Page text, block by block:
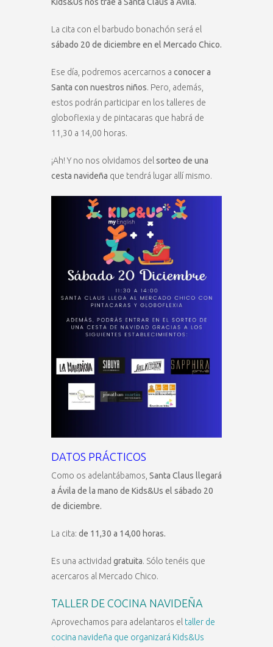
La cita con el barbudo bonachón será el
sábado 20 de diciembre en el Mercado Chico.
Ese día, podremos acercarnos a conocer a
Santa con nuestros niños. Pero, además,
estos podrán participar en los talleres de
globoflexia y de pintacaras que habrá de
11,30 a 14,00 horas.
¡Ah! Y no nos olvidamos del sorteo de una
cesta navideña que tendrá lugar allí mismo.
DATOS PRÁCTICOS
Como os adelantábamos, Santa Claus llegará
a Ávila de la mano de Kids&Us el sábado 20
de diciembre.
La cita: de 11,30 a 14,00 horas.
Es una actividad gratuita. Sólo tenéis que
acercaros al Mercado Chico.
TALLER DE COCINA NAVIDEÑA
Aprovechamos para adelantaros el taller de
cocina navideña que organizará Kids&Us